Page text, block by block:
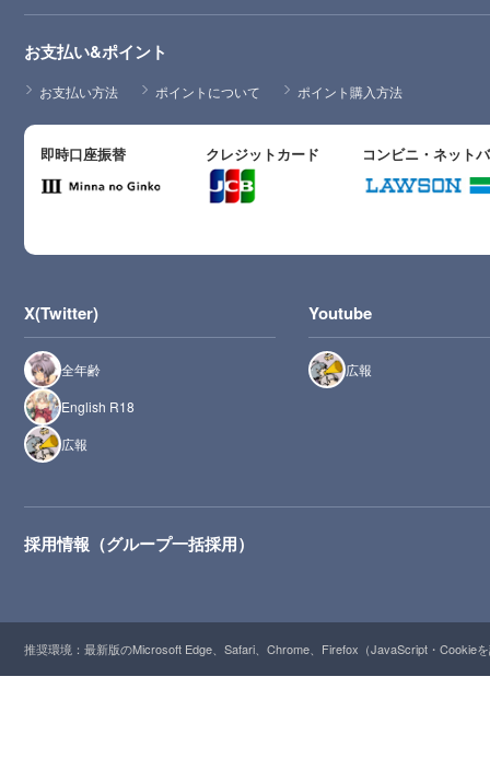
お支払い&ポイント
お支払い方法 ポイントについて ポイント購入方法
即時口座振替 クレジットカード コンビニ・ネット
X(Twitter)
全年齢
English R18
広報
Youtube
広報
採用情報（グループ一括採用）
推奨環境：最新版のMicrosoft Edge、Safari、Chrome、Firefox（JavaScript・Cookie